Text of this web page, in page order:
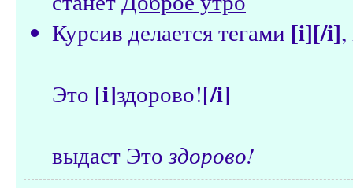
Курсив делается тегами [i][/i]
Это [i]здорово![/i]
выдаст Этоздорово!